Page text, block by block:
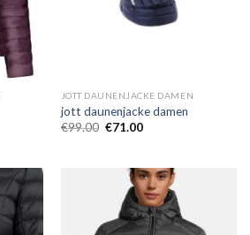
JOTT DAUNENJACKE DAMEN
jott daunenjacke damen
€99.00 €71.00